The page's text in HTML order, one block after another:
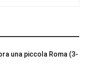
una piccola Roma (3-